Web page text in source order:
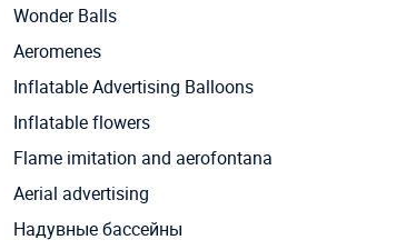
Wonder Balls
Aeromenes
Inflatable Advertising Balloons
Inflatable flowers
Flame imitation and aerofontana
Aerial advertising
Надувные бассейны